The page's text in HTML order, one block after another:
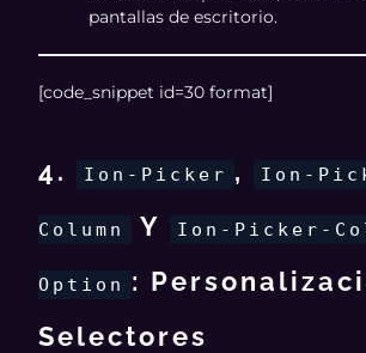
pantallas de escritorio.
[code_snippet id=30 format]
4. Ion-Picker , Ion-
Column Y Ion-Picker-
Option
:
Selectores